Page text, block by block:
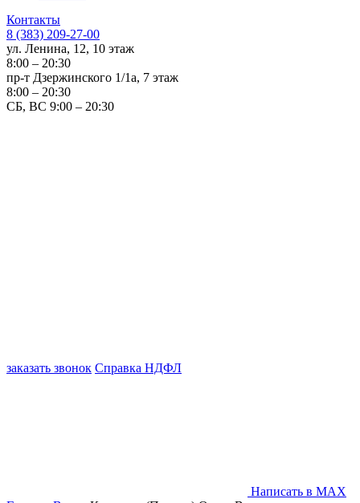
Контакты
8 (383) 209-27-00
ул. Ленина, 12, 10 этаж
8:00 – 20:30
пр-т Дзержинского 1/1а, 7 этаж
8:00 – 20:30
СБ, ВС 9:00 – 20:30
заказать звонок Справка НДФЛ
Написать в MAX